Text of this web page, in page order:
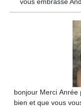
bonjour Merci
bien et que vous